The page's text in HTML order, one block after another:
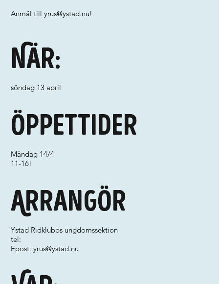
Anmäl tillyrus@ystad.nu!
När:
söndag 13 april
Arrangör
Ystad Ridklubbs ungdomssektion
tel:
Epost:yrus@ystad.nu
Öppettider
Måndag 14/4
11-16!